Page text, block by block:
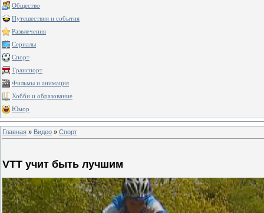
Общество
Путешествия и события
Развлечения
Сериалы
Спорт
Транспорт
Фильмы и анимация
Хобби и образование
Юмор
Главная » Видео » Спорт
VTT учит быть лучшим